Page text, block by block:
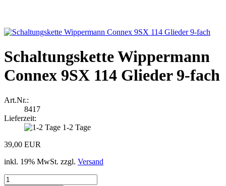
Schaltungskette Wippermann
Connex 9SX 114 Glieder 9-fach
Art.Nr.:
8417
Lieferzeit:
1-2 Tage
39,00 EUR
inkl. 19% MwSt. zzgl. Versand